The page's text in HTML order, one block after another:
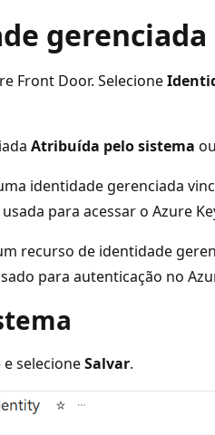
gerenciada
Front Door. Selecione
Atribuída pelo sistema ou
identidade gerenciada
para acessar o Azure
recurso de identidade
para autenticação no
e selecioneSalvar.